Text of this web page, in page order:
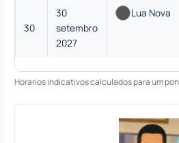
30
30
setembro
2027
Lua Nova
Horarios indicativos calculados para um